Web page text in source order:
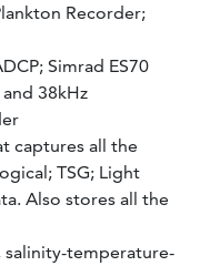
Recorder;
Simrad ES70
38kHz
captures all the
TSG; Light
Also stores all the
salinity-temperature-